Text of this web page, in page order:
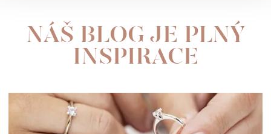
NÁŠ BLOG JE PLNÝ
INSPIRACE